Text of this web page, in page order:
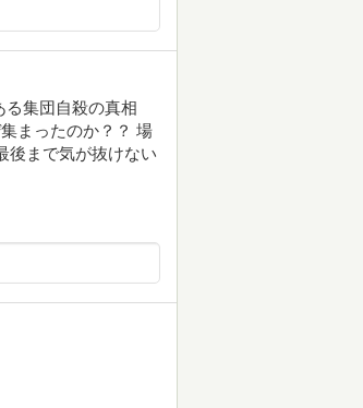
集団自殺の真相
まったのか？？ 場
後まで気が抜けない